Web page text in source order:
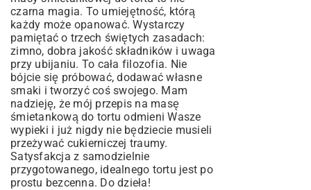
czarna magia. To umiejętność, którą
każdy może opanować. Wystarczy
pamiętać o trzech świętych zasadach:
zimno, dobra jakość składników i uwaga
przy ubijaniu. To cała filozofia. Nie
bójcie się próbować, dodawać własne
smaki i tworzyć coś swojego. Mam
nadzieję, że mój przepis na masę
śmietankową do tortu odmieni Wasze
wypieki i już nigdy nie będziecie musieli
przeżywać cukierniczej traumy.
Satysfakcja z samodzielnie
przygotowanego, idealnego tortu jest po
prostu bezcenna. Do dzieła!